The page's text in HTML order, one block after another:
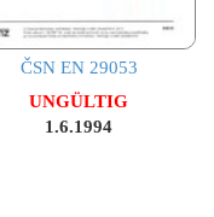
ČSN EN 29053
UNGÜLTIG
1.6.1994